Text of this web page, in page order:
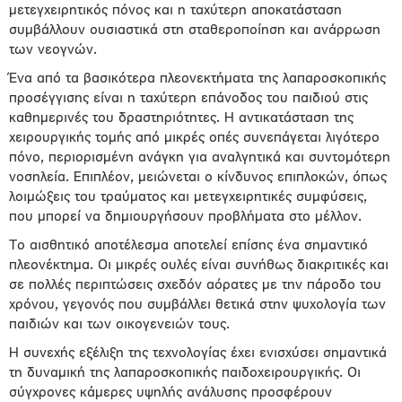
μετεγχειρητικός πόνος και η ταχύτερη αποκατάσταση
συμβάλλουν ουσιαστικά στη σταθεροποίηση και ανάρρωση
των νεογνών.
Ένα από τα βασικότερα πλεονεκτήματα της λαπαροσκοπικής
προσέγγισης είναι η ταχύτερη επάνοδος του παιδιού στις
καθημερινές του δραστηριότητες. Η αντικατάσταση της
χειρουργικής τομής από μικρές οπές συνεπάγεται λιγότερο
πόνο, περιορισμένη ανάγκη για αναλγητικά και συντομότερη
νοσηλεία. Επιπλέον, μειώνεται ο κίνδυνος επιπλοκών, όπως
λοιμώξεις του τραύματος και μετεγχειρητικές συμφύσεις,
που μπορεί να δημιουργήσουν προβλήματα στο μέλλον.
Το αισθητικό αποτέλεσμα αποτελεί επίσης ένα σημαντικό
πλεονέκτημα. Οι μικρές ουλές είναι συνήθως διακριτικές και
σε πολλές περιπτώσεις σχεδόν αόρατες με την πάροδο του
χρόνου, γεγονός που συμβάλλει θετικά στην ψυχολογία των
παιδιών και των οικογενειών τους.
Η συνεχής εξέλιξη της τεχνολογίας έχει ενισχύσει σημαντικά
τη δυναμική της λαπαροσκοπικής παιδοχειρουργικής. Οι
σύγχρονες κάμερες υψηλής ανάλυσης προσφέρουν